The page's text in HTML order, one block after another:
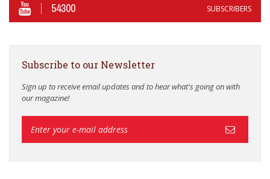
54300 SUBSCRIBERS
Subscribe to our Newsletter
Sign up to receive email updates and to hear what's going on with
our magazine!